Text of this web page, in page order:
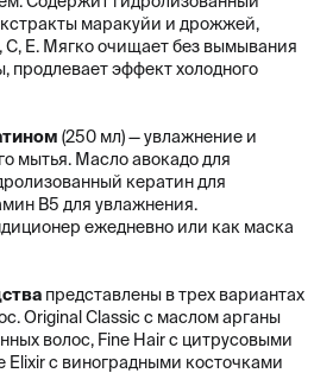
маракуйи и дрожжей,
C, E. Мягко очищает без вымывания
продлевает эффект холодного
(250 мл) — увлажнение и
мытья. Масло авокадо для
кератин для
B5 для увлажнения.
ежедневно или как маска
представлены в трех вариантах
Original Classic с маслом арганы
волос, Fine Hair с цитрусовыми
Elixir с виноградными косточками